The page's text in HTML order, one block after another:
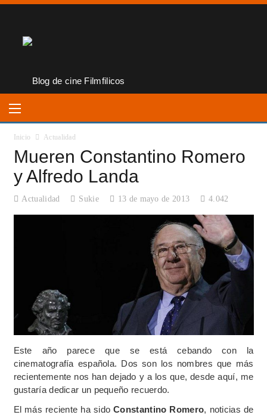
Inicio Actualidad
Mueren Constantino Romero
y Alfredo Landa
Actualidad Sukie 13 de mayo de 2013 4.042
Este año parece que se está cebando con la
cinematografía española. Dos son los nombres que más
recientemente nos han dejado y a los que, desde aquí, me
gustaría dedicar un pequeño recuerdo.
El más reciente ha sidoConstantino Romero, noticias de